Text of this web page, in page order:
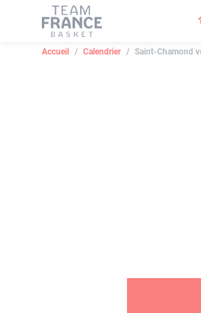
Accueil Calendrier Saint-Chamond
Panneau de gestion des cookies